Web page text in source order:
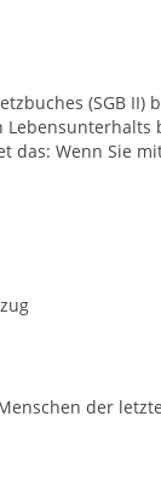
(SGB
das: Wenn Sie
der